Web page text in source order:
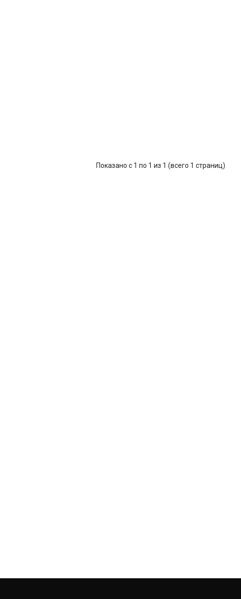
Показано с 1 по 1 из 1 (всего 1 страниц)